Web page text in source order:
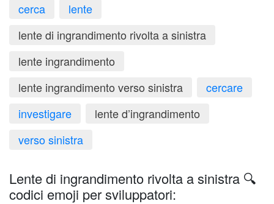
cerca
lente
lente di ingrandimento rivolta a sinistra
lente ingrandimento
lente ingrandimento verso sinistra
cercare
investigare
lente d’ingrandimento
verso sinistra
Lente di ingrandimento rivolta a sinistra 🔍
codici emoji per sviluppatori: